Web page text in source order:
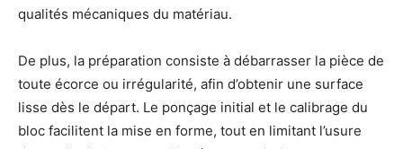
qualités mécaniques du matériau.
De plus, la préparation consiste à débarrasser la pièce de
toute écorce ou irrégularité, afin d’obtenir une surface
lisse dès le départ. Le ponçage initial et le calibrage du
bloc facilitent la mise en forme, tout en limitant l’usure